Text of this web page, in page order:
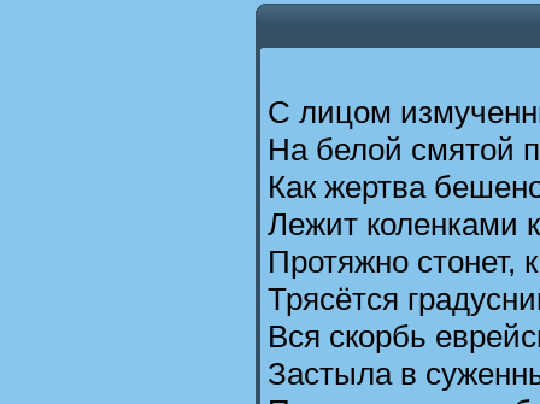
С лицом
На белой смятой
Как жертва
Лежит коленками
Протяжно стонет,
Трясётся
Вся скорбь
Застыла в